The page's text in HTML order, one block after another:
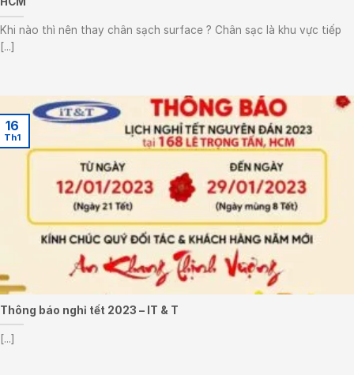
Khi nào thì nên thay chân sạch surface ? Chân sạc là khu vực tiếp
[...]
Thông báo nghỉ tết 2023 – IT & T
[...]
16
Th1